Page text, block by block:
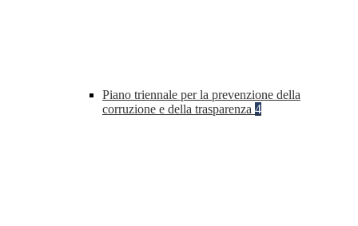
Piano triennale per la prevenzione della
corruzione e della trasparenza 4